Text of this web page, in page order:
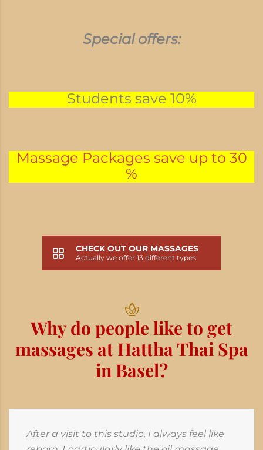
Special offers:
Students save 10%
Massage Packages save up to 30
%
CHECK OUT OUR MASSAGES
Actually we offer 13 different types
Why do people like to get
massages at Hattha Thai Spa
in Basel?
After a visit to this studio, I always feel like